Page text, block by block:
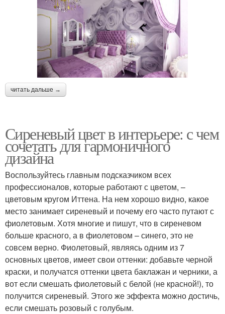
читать дальше →
Сиреневый цвет в интерьере: с чем
сочетать для гармоничного
дизайна
Воспользуйтесь главным подсказчиком всех
профессионалов, которые работают с цветом, –
цветовым кругом Иттена. На нем хорошо видно, какое
место занимает сиреневый и почему его часто путают с
фиолетовым. Хотя многие и пишут, что в сиреневом
больше красного, а в фиолетовом – синего, это не
совсем верно. Фиолетовый, являясь одним из 7
основных цветов, имеет свои оттенки: добавьте черной
краски, и получатся оттенки цвета баклажан и черники, а
вот если смешать фиолетовый с белой (не красной!), то
получится сиреневый. Этого же эффекта можно достичь,
если смешать розовый с голубым.